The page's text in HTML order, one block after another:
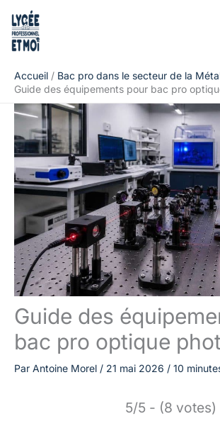
contenu
Accueil
Bac pro dans le secteur de la
Guide des équipements pour bac pro
Guide des
bac pro optique
Par Antoine Morel / 21 mai 2026 / 10
5/5 - (8 votes)
Rechercher